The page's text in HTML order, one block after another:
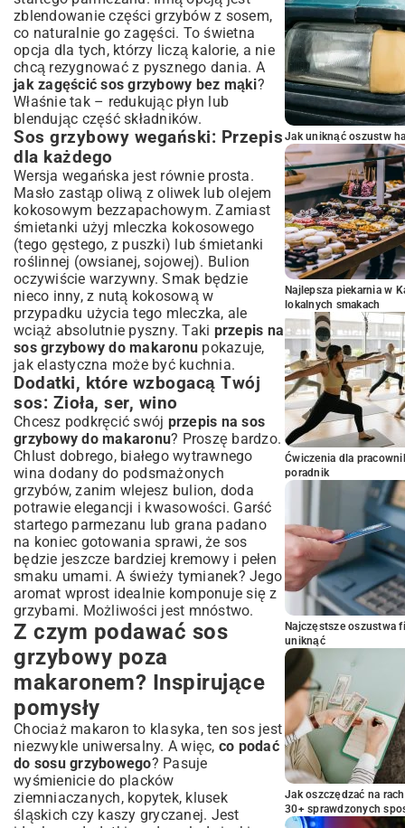
zblendowanie części grzybów z sosem,
co naturalnie go zagęści. To świetna
opcja dla tych, którzy liczą kalorie, a nie
chcą rezygnować z pysznego dania. A
jak zagęścić sos grzybowy bez mąki?
Właśnie tak – redukując płyn lub
blendując część składników.
Sos grzybowy wegański: Przepis
dla każdego
Wersja wegańska jest równie prosta.
Masło zastąp oliwą z oliwek lub olejem
kokosowym bezzapachowym. Zamiast
śmietanki użyj mleczka kokosowego
(tego gęstego, z puszki) lub śmietanki
roślinnej (owsianej, sojowej). Bulion
oczywiście warzywny. Smak będzie
nieco inny, z nutą kokosową w
przypadku użycia tego mleczka, ale
wciąż absolutnie pyszny. Taki przepis na
sos grzybowy do makaronu pokazuje,
jak elastyczna może być kuchnia.
Dodatki, które wzbogacą Twój
sos: Zioła, ser, wino
Chcesz podkręcić swój przepis na sos
grzybowy do makaronu? Proszę bardzo.
Chlust dobrego, białego wytrawnego
wina dodany do podsmażonych
grzybów, zanim wlejesz bulion, doda
potrawie elegancji i kwasowości. Garść
startego parmezanu lub grana padano
na koniec gotowania sprawi, że sos
będzie jeszcze bardziej kremowy i pełen
smaku umami. A świeży tymianek? Jego
aromat wprost idealnie komponuje się z
grzybami. Możliwości jest mnóstwo.
Z czym podawać sos
grzybowy poza
makaronem? Inspirujące
pomysły
Chociaż makaron to klasyka, ten sos jest
niezwykle uniwersalny. A więc, co podać
do sosu grzybowego? Pasuje
wyśmienicie do placków
ziemniaczanych, kopytek, klusek
śląskich czy kaszy gryczanej. Jest
Jak uniknąć oszustw
Najlepsza piekarnia w
lokalnych smakach
Ćwiczenia dla
poradnik
Najczęstsze oszustwa
uniknąć
Jak oszczędzać na
30+ sprawdzonych